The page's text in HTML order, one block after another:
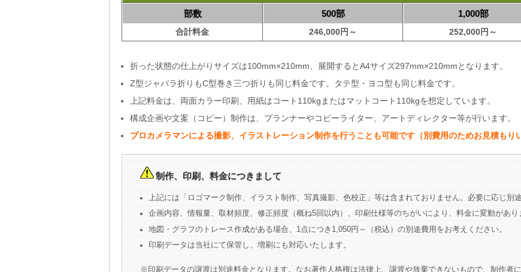
部数
合計料金
500部
246,000円～
1,000部
252,000円～
折った状態の仕上がりサイズは100mm×210mm、展開するとA4サイズ297mm×210mmとなります。
Z型ジャバラ折りもC型巻き三つ折りも同じ料金です。タテ型・ヨコ型も同じ料金です。
上記料金は、両面カラー印刷、用紙はコート110kgまたはマットコート110kgを想定しています。
構成企画や文案（コピー）制作は、プランナーやコピーライター、アートディレクター等が行います。
プロカメラマンによる撮影、イラストレーション制作を行うことも可能です（別費用のためお見積もり
制作、印刷、料金につきまして
上記には「ロゴマーク制作、イラスト制作、写真撮影、色校正」等は含まれておりません。必要に応じ別
企画内容、情報量、取材頻度、修正頻度（概ね5回以内）、印刷仕様等のちがいにより、料金に変動があり
地図・グラフのトレース作成がある場合、1点につき1,050円～（税込）の別途費用をお考えください。
印刷データは当社にて保管し、増刷にも対応いたします。
※印刷データの譲渡は別途料金となります。なお著作人格権は法律上、譲渡や放棄できないもので、制作者に